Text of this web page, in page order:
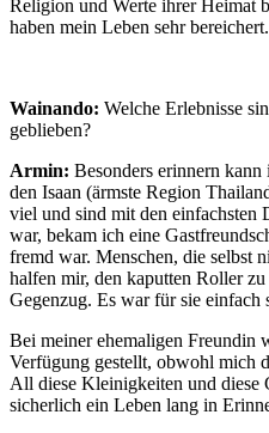
Religion und Werte ihrer Heimat
haben mein Leben sehr bereichert.
Wainando: Welche Erlebnisse
geblieben?
Armin: Besonders erinnern kann
den Isaan (ärmste Region
viel und sind mit den einfachsten
war, bekam ich eine
fremd war. Menschen, die selbst
halfen mir, den kaputten Roller
Gegenzug. Es war für sie einfach
Bei meiner ehemaligen Freundin
Verfügung gestellt, obwohl mich
All diese Kleinigkeiten und diese
sicherlich ein Leben lang in